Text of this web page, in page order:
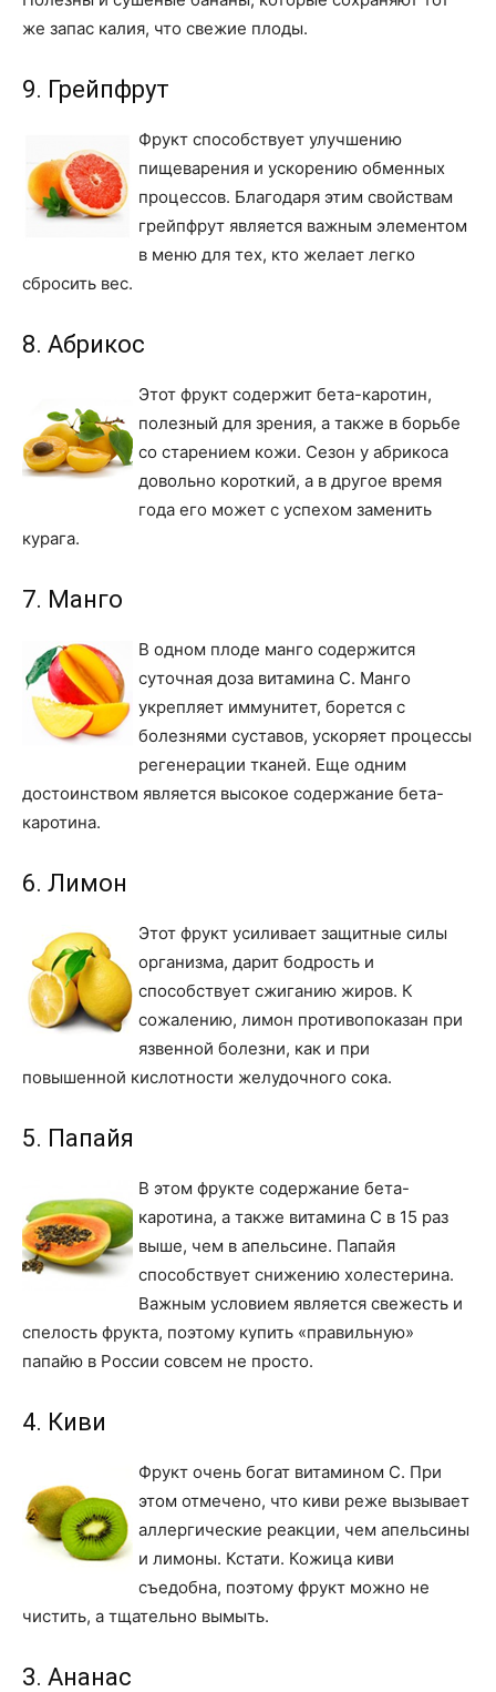
же запас калия, что свежие плоды.
9. Грейпфрут
Фрукт способствует улучшению
пищеварения и ускорению обменных
процессов. Благодаря этим свойствам
грейпфрут является важным элементом
в меню для тех, кто желает легко
сбросить вес.
8. Абрикос
Этот фрукт содержит бета-каротин,
полезный для зрения, а также в борьбе
со старением кожи. Сезон у абрикоса
довольно короткий, а в другое время
года его может с успехом заменить
курага.
7. Манго
В одном плоде манго содержится
суточная доза витамина С. Манго
укрепляет иммунитет, борется с
болезнями суставов, ускоряет процессы
регенерации тканей. Еще одним
достоинством является высокое содержание бета-
каротина.
6. Лимон
Этот фрукт усиливает защитные силы
организма, дарит бодрость и
способствует сжиганию жиров. К
сожалению, лимон противопоказан при
язвенной болезни, как и при
повышенной кислотности желудочного сока.
5. Папайя
В этом фрукте содержание бета-
каротина, а также витамина С в 15 раз
выше, чем в апельсине. Папайя
способствует снижению холестерина.
Важным условием является свежесть и
спелость фрукта, поэтому купить «правильную»
папайю в России совсем не просто.
4. Киви
Фрукт очень богат витамином С. При
этом отмечено, что киви реже вызывает
аллергические реакции, чем апельсины
и лимоны. Кстати. Кожица киви
съедобна, поэтому фрукт можно не
чистить, а тщательно вымыть.
3. Ананас